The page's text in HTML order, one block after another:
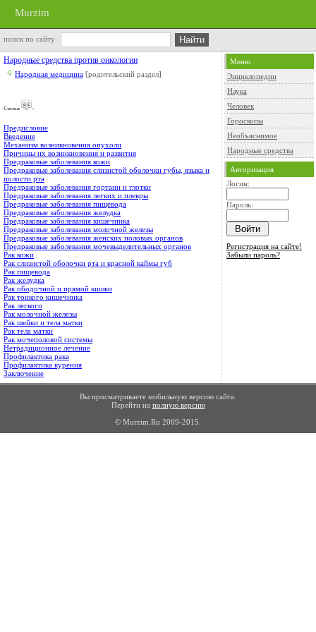
Murzim
поиск по сайту
Народные средства против онкологии
Народная медицина [родительский раздел]
Cтатьи :
Предисловие
Введение
Механизм возникновения опухоли
Причины их возникновения и развития
Предраковые заболевания кожи
Предраковые заболевания слизистой оболочки губы, языка и
полости рта
Предраковые заболевания гортани и глотки
Предраковые заболевания легких и плевры
Предраковые заболевания пищевода
Предраковые заболевания желудка
Предраковые заболевания кишечника
Предраковые заболевания молочной железы
Предраковые заболевания женских половых органов
Предраковые заболевания мочевыделительных органов
Рак кожи
Рак слизистой оболочки рта и красной каймы губ
Рак пищевода
Рак желудка
Рак ободочной и прямой кишки
Рак тонкого кишечника
Рак легкого
Рак молочной железы
Рак шейки и тела матки
Рак тела матки
Рак мочеполовой системы
Нетрадиционное лечение
Профилактика рака
Профилактика курения
Заключение
Меню
Энциклопедии
Наука
Человек
Гороскопы
Необъяснимое
Народные средства
Авторизация
Логин:
Пароль:
Регистрация на сайте!
Забыли пароль?
Вы просматриваете мобильную версию сайта.
Перейти на полную версию
© Murzim.Ru 2009-2015.